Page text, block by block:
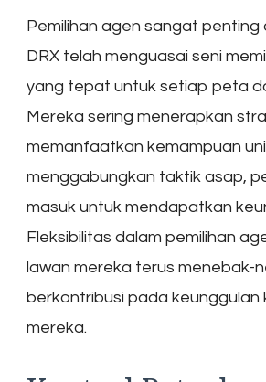
Pemilihan agen sangat penting
DRX telah menguasai seni
yang tepat untuk setiap peta
Mereka sering menerapkan
memanfaatkan kemampuan
menggabungkan taktik asap,
masuk untuk mendapatkan
Fleksibilitas dalam pemilihan
lawan mereka terus menebak-
berkontribusi pada keunggulan
mereka.